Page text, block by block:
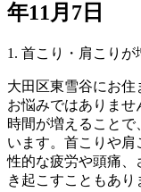
年11月7日
1. 首こり・肩こり
大田区東雪谷にお
お悩みではありませ
時間が増えることで
います。首こりや肩
性的な疲労や頭痛、
き起こすこともあり